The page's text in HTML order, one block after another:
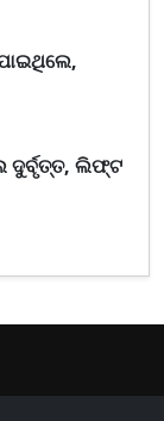
ଦୁର୍ବୃତ୍ତ, ଲିଫ୍ଟ